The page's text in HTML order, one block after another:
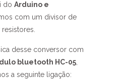
do Arduino e
com um divisor de
desse conversor com
bluetooth HC-05
a seguinte ligação: